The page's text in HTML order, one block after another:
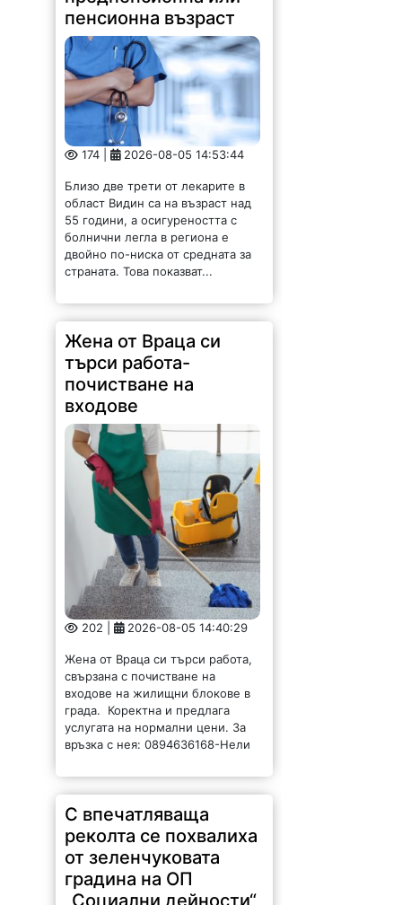
пенсионна възраст
174 | 2026-08-05 14:53:44
Близо две трети от лекарите в
област Видин са на възраст над
55 години, а осигуреността с
болнични легла в региона е
двойно по-ниска от средната за
страната. Това показват...
Жена от Враца си
търси работа-
почистване на
входове
202 | 2026-08-05 14:40:29
Жена от Враца си търси работа,
свързана с почистване на
входове на жилищни блокове в
града. Коректна и предлага
услугата на нормални цени. За
връзка с нея: 0894636168-Нели
С впечатляваща
реколта се похвалиха
от зеленчуковата
градина на ОП
„Социални дейности“